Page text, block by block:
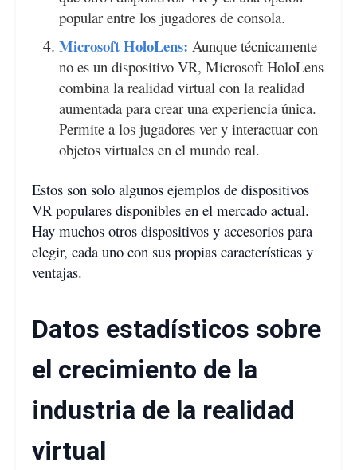
popular entre los jugadores de consola.
Microsoft HoloLens: Aunque técnicamente
no es un dispositivo VR, Microsoft HoloLens
combina la realidad virtual con la realidad
aumentada para crear una experiencia única.
Permite a los jugadores ver y interactuar con
objetos virtuales en el mundo real.
Estos son solo algunos ejemplos de dispositivos
VR populares disponibles en el mercado actual.
Hay muchos otros dispositivos y accesorios para
elegir, cada uno con sus propias características y
ventajas.
Datos estadísticos sobre
el crecimiento de la
industria de la realidad
virtual